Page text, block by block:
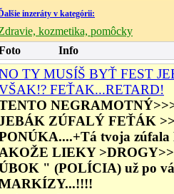
inzeráty v kategórii:
kozmetika, pomôcky
Info
TY MUSÍŠ BYŤ FEST
FEŤAK...RETARD!
ZÚFALÝ FEŤÁK
tvoja
AKOŽE LIEKY
" (POLÍCIA) už po